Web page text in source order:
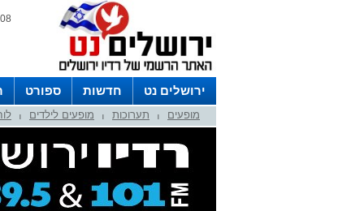
08 אוגוסט 2026 / 20:14
ירושלים נט חדשות ספורט
לפרסום ברדיו צרו קשר
לוח מופעים תערוכות מופעים לילדים